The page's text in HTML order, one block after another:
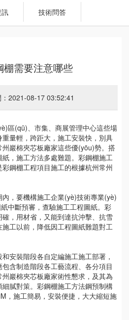
技術問答
棚需要注意哪些
2021-08-17 03:52:41
區(qū)、市集、商展管理中心這些場
量輕，跨距大，施工安裝快，別具
巖棉夾芯板廠家這些優(yōu)勢。搭
，施工方法多處難題。彩鋼棚施工
鋼棚工程項目施工的根據杭州常州
，要機構施工企業(yè)技術專業(yè)
中斷預審，查驗施工工程圖紙。彩
，用材省，又能到達抗沖擊、抗雪
工以前，降低因工程圖紙難題對工
裝階段各自定編施工施工部署，
含制造階段各工藝流程、各分項目
巖棉夾芯板廠家術性懇求，及其為
膩對策。彩鋼棚施工方法鋼預制構
，施工簡易，安裝便捷，大大縮短施